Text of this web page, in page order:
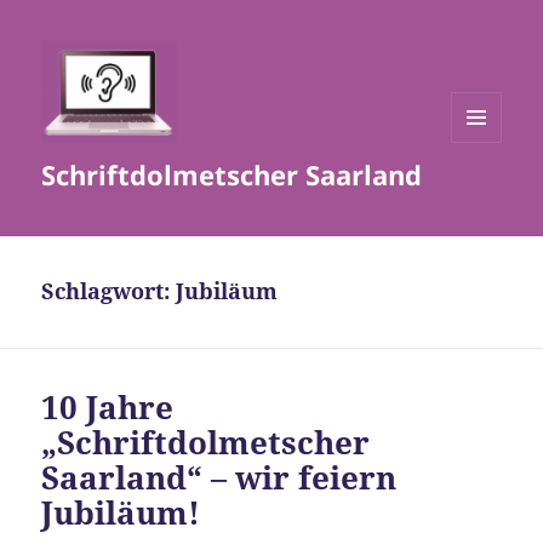
Schriftdolmetscher Saarland
Schlagwort:Jubiläum
10 Jahre
„Schriftdolmetscher
Saarland“ – wir feiern
Jubiläum!